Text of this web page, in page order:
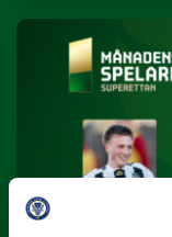
3 JULI